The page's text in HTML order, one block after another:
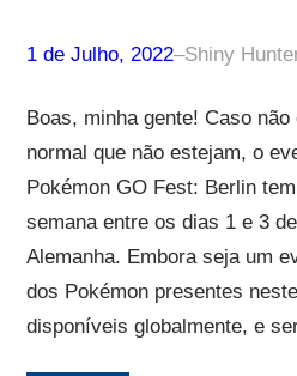
1 de Julho, 2022–Shiny
Boas, minha gente! Caso
normal que não estejam, o
Pokémon GO Fest: Berlin
semana entre os dias 1 e 3
Alemanha. Embora seja um
dos Pokémon presentes
disponíveis globalmente, e